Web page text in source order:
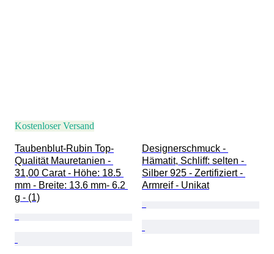
Kostenloser Versand
Taubenblut-Rubin Top-
Qualität Mauretanien -
31,00 Carat - Höhe: 18.5
mm - Breite: 13.6 mm- 6.2
g - (1)
Designerschmuck -
Hämatit, Schliff: selten -
Silber 925 - Zertifiziert -
Armreif - Unikat